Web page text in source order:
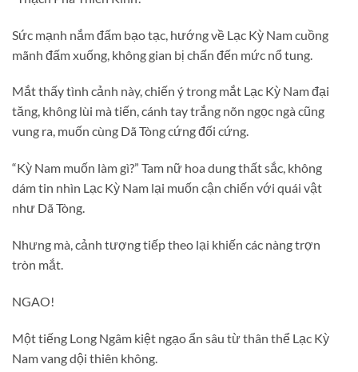
Sức mạnh nắm đấm bạo tạc, hướng về Lạc Kỳ Nam cuồng
mãnh đấm xuống, không gian bị chấn đến mức nổ tung.
Mắt thấy tình cảnh này, chiến ý trong mắt Lạc Kỳ Nam đại
tăng, không lùi mà tiến, cánh tay trắng nõn ngọc ngà cũng
vung ra, muốn cùng Dã Tòng cứng đối cứng.
“Kỳ Nam muốn làm gì?” Tam nữ hoa dung thất sắc, không
dám tin nhìn Lạc Kỳ Nam lại muốn cận chiến với quái vật
như Dã Tòng.
Nhưng mà, cảnh tượng tiếp theo lại khiến các nàng trợn
tròn mắt.
NGAO!
Một tiếng Long Ngâm kiệt ngạo ẩn sâu từ thân thể Lạc Kỳ
Nam vang dội thiên không.